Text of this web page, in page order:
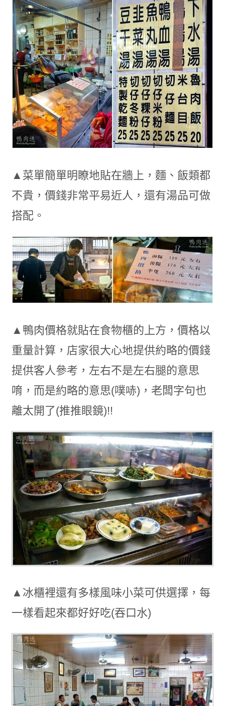
▲菜單簡單明瞭地貼在牆上，麵、飯類都
不貴，價錢非常平易近人，還有湯品可做
搭配。
▲鴨肉價格就貼在食物櫃的上方，價格以
重量計算，店家很大心地提供約略的價錢
提供客人參考，左右不是左右腿的意思
唷，而是約略的意思(噗哧)，老闆字句也
離太開了(推推眼鏡)!!
▲冰櫃裡還有多樣風味小菜可供選擇，每
一樣看起來都好好吃(吞口水)